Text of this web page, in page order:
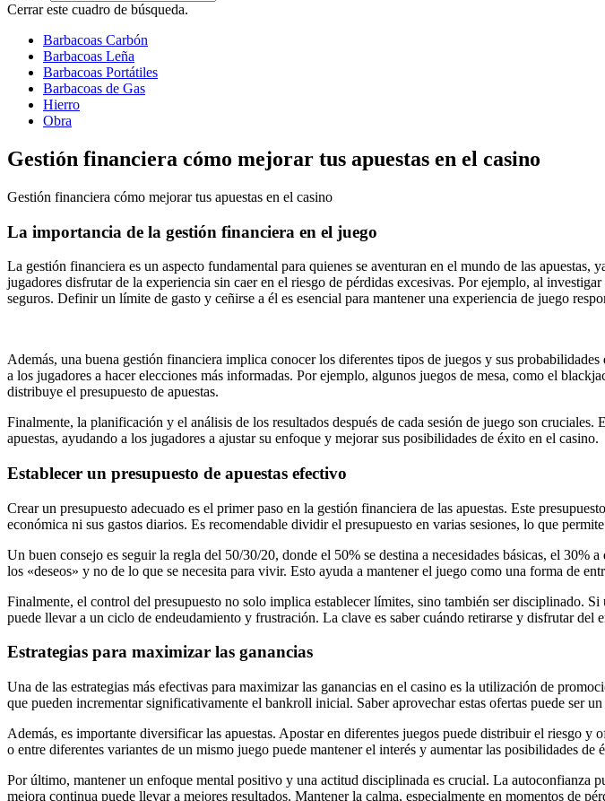
Cerrar este cuadro de búsqueda.
Barbacoas Carbón
Barbacoas Leña
Barbacoas Portátiles
Barbacoas de Gas
Hierro
Obra
Gestión financiera cómo mejorar tus apuestas en el casino
Gestión financiera cómo mejorar tus apuestas en el casino
La importancia de la gestión financiera en el juego
La gestión financiera es un aspecto fundamental para quienes se aventuran en el mundo de las
jugadores disfrutar de la experiencia sin caer en el riesgo de pérdidas excesivas. Por ejemplo, al investigar
seguros. Definir un límite de gasto y ceñirse a él es esencial para mantener una experiencia de juego
Además, una buena gestión financiera implica conocer los diferentes tipos de juegos y sus
a los jugadores a hacer elecciones más informadas. Por ejemplo, algunos juegos de mesa, como el
distribuye el presupuesto de apuestas.
Finalmente, la planificación y el análisis de los resultados después de cada sesión de juego son
apuestas, ayudando a los jugadores a ajustar su enfoque y mejorar sus posibilidades de éxito en el casino.
Establecer un presupuesto de apuestas efectivo
Crear un presupuesto adecuado es el primer paso en la gestión financiera de las apuestas. Este
económica ni sus gastos diarios. Es recomendable dividir el presupuesto en varias sesiones, lo que
Un buen consejo es seguir la regla del 50/30/20, donde el 50% se destina a necesidades básicas, el
los «deseos» y no de lo que se necesita para vivir. Esto ayuda a mantener el juego como una forma de
Finalmente, el control del presupuesto no solo implica establecer límites, sino también ser disciplinado.
puede llevar a un ciclo de endeudamiento y frustración. La clave es saber cuándo retirarse y disfrutar del
Estrategias para maximizar las ganancias
Una de las estrategias más efectivas para maximizar las ganancias en el casino es la utilización de
que pueden incrementar significativamente el bankroll inicial. Saber aprovechar estas ofertas puede ser
Además, es importante diversificar las apuestas. Apostar en diferentes juegos puede distribuir el riesgo
o entre diferentes variantes de un mismo juego puede mantener el interés y aumentar las posibilidades
Por último, mantener un enfoque mental positivo y una actitud disciplinada es crucial. La autoconfianza
mejora continua puede llevar a mejores resultados. Mantener la calma, especialmente en momentos de